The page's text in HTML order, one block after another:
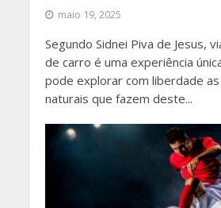
maio 19, 2025
Segundo Sidnei Piva de Jesus,
de carro é uma experiência
pode explorar com liberdade
naturais que fazem deste...